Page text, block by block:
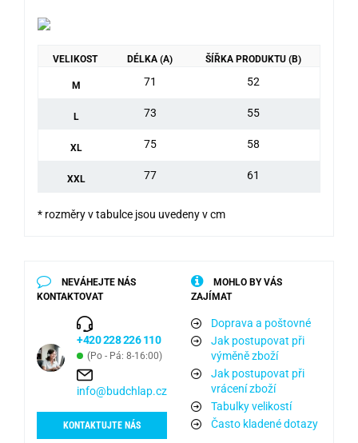
VELIKOST DÉLKA (A) ŠÍŘKA PRODUKTU (B)
M 71 52
L 73 55
XL 75 58
XXL 77 61
* rozměry v tabulce jsou uvedeny v cm
NEVÁHEJTE NÁS
KONTAKTOVAT
+420 228 226 110
(Po - Pá: 8-16:00)
info@budchlap.cz
KONTAKTUJTE NÁS
MOHLO BY VÁS
ZAJÍMAT
Doprava a poštovné
Jak postupovat při
výměně zboží
Jak postupovat při
vrácení zboží
Tabulky velikostí
Často kladené dotazy